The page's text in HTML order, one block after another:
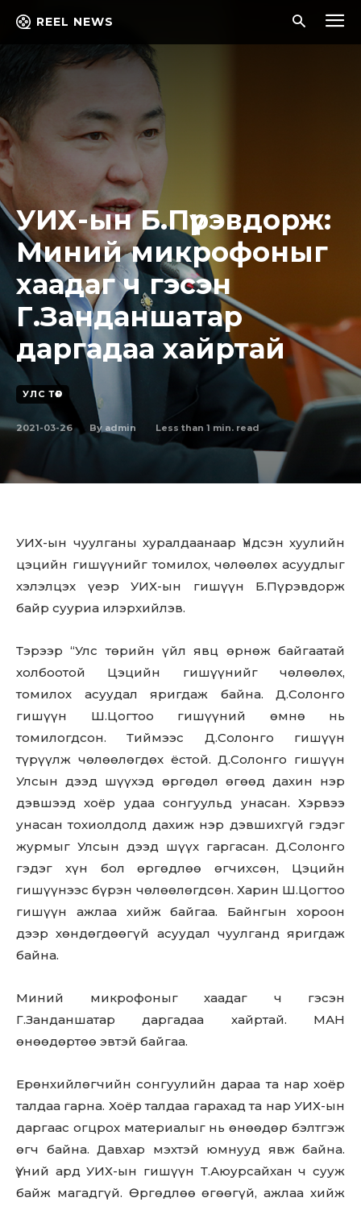
REEL NEWS
УИХ-ын Б.Пүрэвдорж:
Миний микрофоныг
хаадаг ч гэсэн
Г.Занданшатар
даргадаа хайртай
УЛС ТӨР
2021-03-26 By admin Less than 1 min. read
УИХ-ын чуулганы хуралдаанаар Үндсэн хуулийн
цэцийн гишүүнийг томилох, чөлөөлөх асуудлыг
хэлэлцэх үеэр УИХ-ын гишүүн Б.Пүрэвдорж
байр сууриа илэрхийлэв.
Тэрээр “Улс төрийн үйл явц өрнөж байгаатай
холбоотой Цэцийн гишүүнийг чөлөөлөх,
томилох асуудал яригдаж байна. Д.Солонго
гишүүн Ш.Цогтоо гишүүний өмнө нь
томилогдсон. Тиймээс Д.Солонго гишүүн
түрүүлж чөлөөлөгдөх ёстой. Д.Солонго гишүүн
Улсын дээд шүүхэд өргөдөл өгөөд дахин нэр
дэвшээд хоёр удаа сонгуульд унасан. Хэрвээ
унасан тохиолдолд дахиж нэр дэвшихгүй гэдэг
журмыг Улсын дээд шүүх гаргасан. Д.Солонго
гэдэг хүн бол өргөдлөө өгчихсөн, Цэцийн
гишүүнээс бүрэн чөлөөлөгдсөн. Харин Ш.Цогтоо
гишүүн ажлаа хийж байгаа. Байнгын хороон
дээр хөндөгдөөгүй асуудал чуулганд яригдаж
байна.
Миний микрофоныг хаадаг ч гэсэн
Г.Занданшатар даргадаа хайртай. МАН
өнөөдөртөө эвтэй байгаа.
Ерөнхийлөгчийн сонгуулийн дараа та нар хоёр
талдаа гарна. Хоёр талдаа гарахад та нар УИХ-ын
даргаас огцрох материалыг нь өнөөдөр бэлтгэж
өгч байна. Давхар мэхтэй юмнууд явж байна.
Үүний ард УИХ-ын гишүүн Т.Аюурсайхан ч сууж
байж магадгүй. Өргөдлөө өгөөгүй, ажлаа хийж